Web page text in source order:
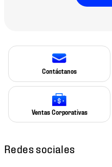
Contáctanos
Ventas Corporativas
Redes sociales